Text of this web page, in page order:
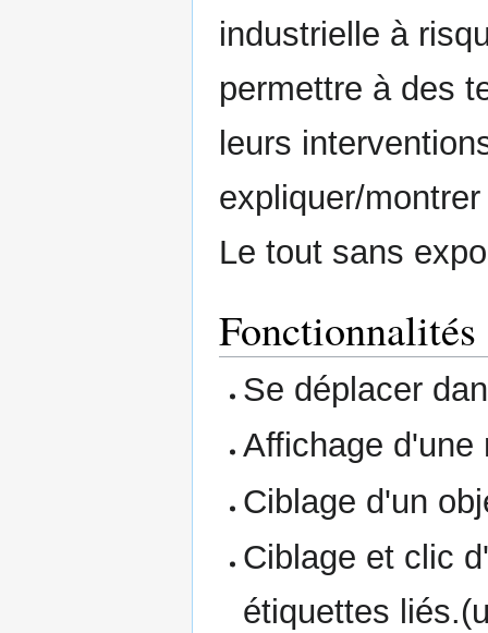
industrielle à
permettre à des
leurs
expliquer/
Le tout sans
Fonctionnalités
Se déplacer
Affichage d'une
Ciblage d'un
Ciblage et clic
étiquettes